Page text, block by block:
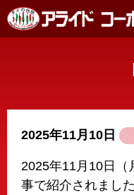
2025年11月10日
2025年11月10日（
事で紹介されました